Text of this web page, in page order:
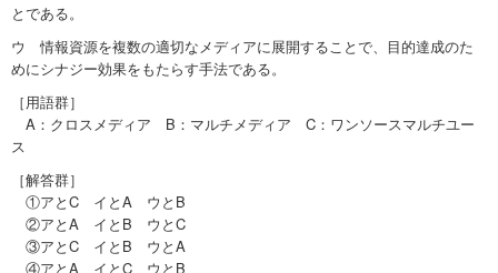
とである。
ウ 情報資源を複数の適切なメディアに展開することで、目的達成のた
めにシナジー効果をもたらす手法である。
［用語群］
A：クロスメディア B：マルチメディア C：ワンソースマルチユー
ス
［解答群］
①アとC イとA ウとB
②アとA イとB ウとC
③アとC イとB ウとA
④アとA イとC ウとB